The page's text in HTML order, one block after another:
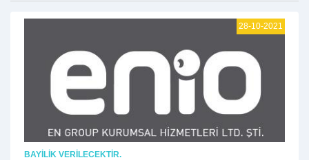
28-10-2021
BAYILIK VERILECEKTIR.